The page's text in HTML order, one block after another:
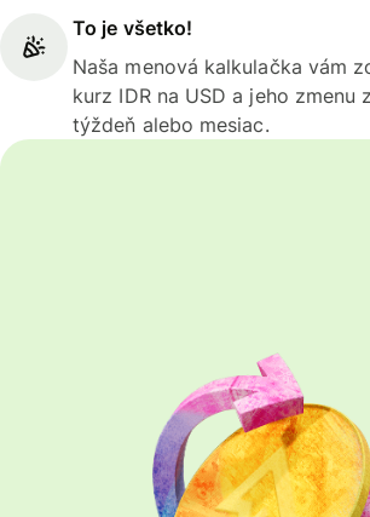
To je všetko!
Naša menová kalkulačka vám
kurz IDR na USD a jeho zmenu
týždeň alebo mesiac.